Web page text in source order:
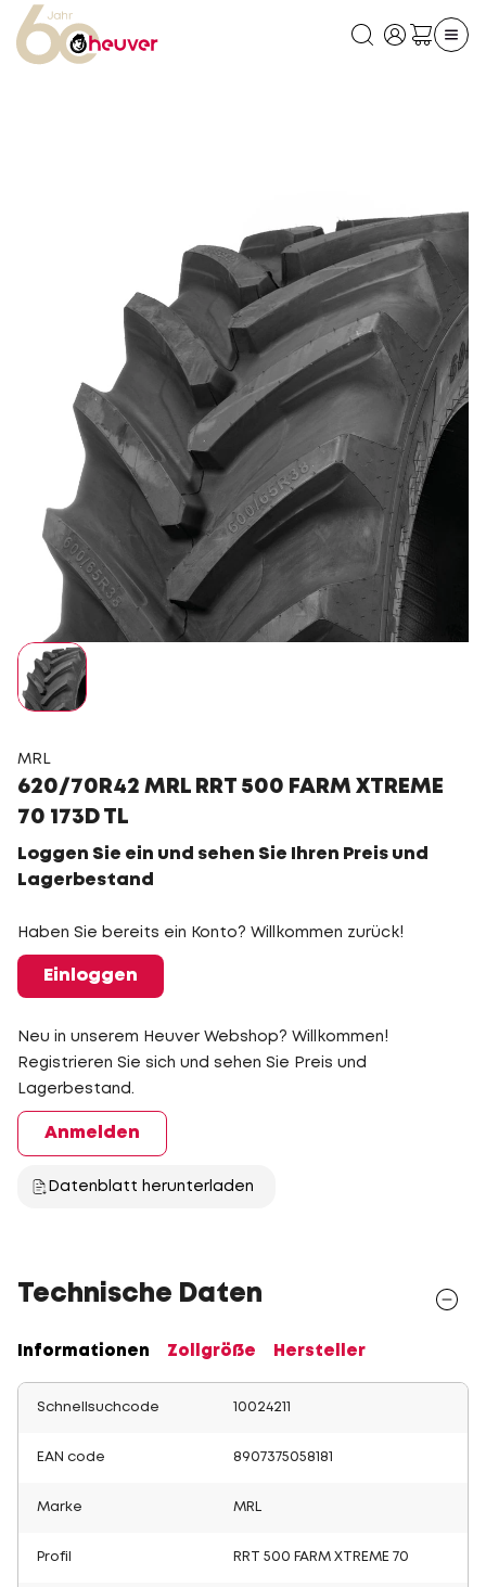
MRL
620/70R42 MRL RRT 500 FARM XTREME
70 173D TL
Loggen Sie ein und sehen Sie Ihren Preis und
Lagerbestand
Haben Sie bereits ein Konto? Willkommen zurück!
Einloggen
Neu in unserem Heuver Webshop? Willkommen!
Registrieren Sie sich und sehen Sie Preis und
Lagerbestand.
Anmelden
Datenblatt herunterladen
Technische Daten
Informationen Zollgröße Hersteller
Schnellsuchcode 10024211
EAN code 8907375058181
Marke MRL
Profil RRT 500 FARM XTREME 70